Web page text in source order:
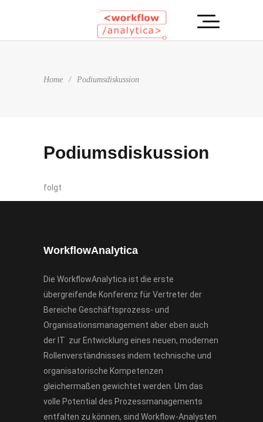
Home / Podiumsdiskussion
Podiumsdiskussion
folgt
WorkflowAnalytica
Die WorkflowAnalytica ist die erste
übergreifende Konferenz für Vertreter der
Bereiche Geschäftsprozess- und
Organisationsmanagement aber eben auch
der IT zur Entwicklung eines neuen, modernen
Rollenverständnisses indem technische und
organisatorische Kompetenzen
gleichermaßen gewichtet werden. Um das
volle Potential des Prozessmanagements
entfalten zu können, sind Workflow-Analysten